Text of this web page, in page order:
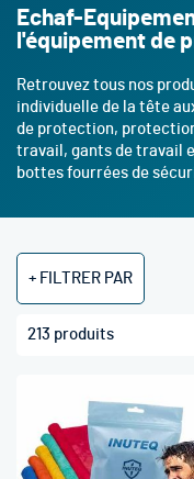
Echaf-
l'équipement de
Retrouvez tous nos
individuelle de la tête
de protection,
travail, gants de travail
bottes fourrées de
213 produits
FILTRER PAR